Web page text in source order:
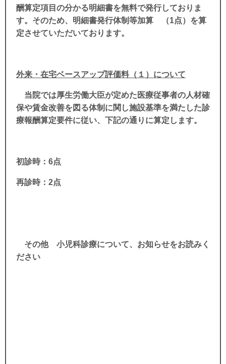
酬算定項目の分かる明細書を無料で発行しておりま
す。そのため、明細書発行体制等加算 （1点）を算
定させていただいております。
外来・在宅ベースアップ評価料（１）について
当院では厚生労働大臣が定めた医療従事者の人材確
保や賃金改善を図る体制に関し施設基準を満たした診
療報酬算定要件に従い、下記の通りに算定します。
初診時：6点
再診時：2点
その他 小児科診療について、お知らせをお読みく
ださい